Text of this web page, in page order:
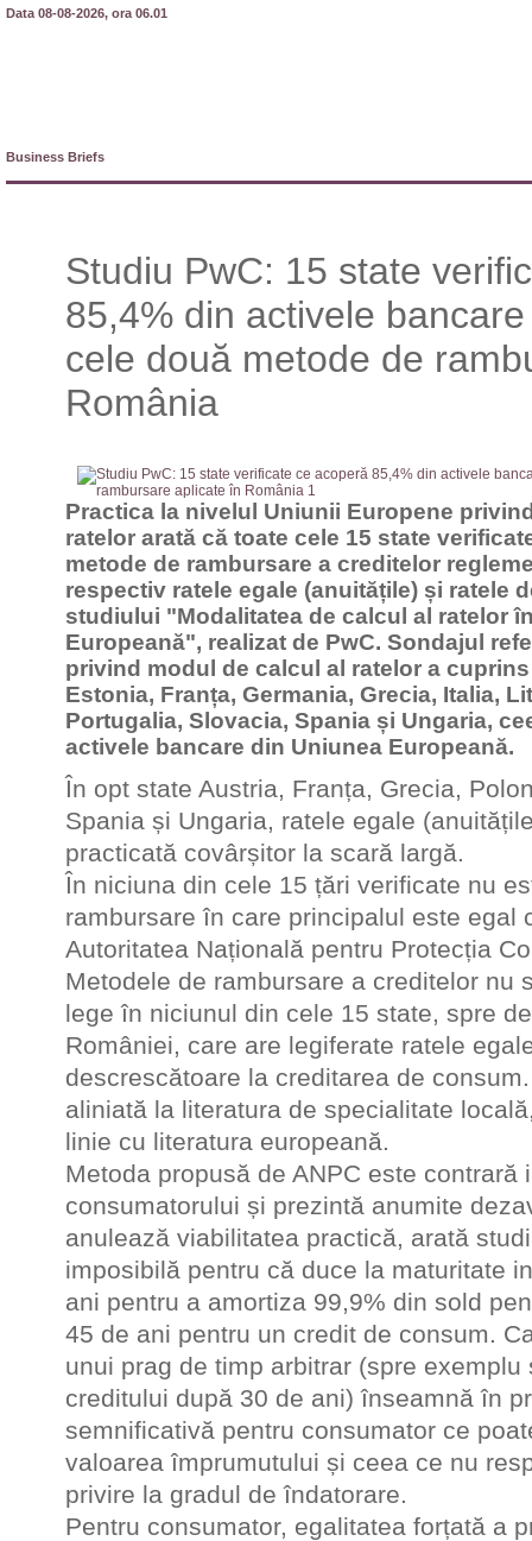
Data 08-08-2026, ora 06.01
Business Briefs
Studiu PwC: 15 state
85,4% din activele
cele două metode de
România
Practica la nivelul Uniunii Europene
ratelor arată că toate cele 15 state
metode de rambursare a creditelor
respectiv ratele egale (anuitățile) și ratele
studiului "Modalitatea de calcul al ratelor
Europeană", realizat de PwC. Sondajul
privind modul de calcul al ratelor a
Estonia, Franța, Germania, Grecia, Italia,
Portugalia, Slovacia, Spania și Ungaria,
activele bancare din Uniunea Europeană.
În opt state Austria, Franța, Grecia,
Spania și Ungaria, ratele egale
practicată covârșitor la scară largă.
În niciuna din cele 15 țări verificate nu
rambursare în care principalul este egal
Autoritatea Națională pentru Protecția
Metodele de rambursare a creditelor nu
lege în niciunul din cele 15 state, spre
României, care are legiferate ratele
descrescătoare la creditarea de
aliniată la literatura de specialitate
linie cu literatura europeană.
Metoda propusă de ANPC este contrară
consumatorului și prezintă anumite
anulează viabilitatea practică, arată
imposibilă pentru că duce la maturitate
ani pentru a amortiza 99,9% din sold
45 de ani pentru un credit de consum.
unui prag de timp arbitrar (spre
creditului după 30 de ani) înseamnă în
semnificativă pentru consumator ce
valoarea împrumutului și ceea ce nu
privire la gradul de îndatorare.
Pentru consumator, egalitatea forțată a